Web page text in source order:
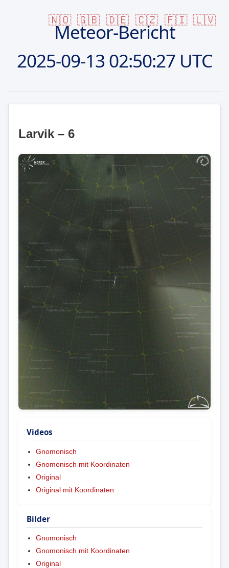
🇳🇴 🇬🇧 🇩🇪 🇨🇿 🇫🇮 🇱🇻
Meteor-Bericht
2025-09-1302:50:27 UTC
Larvik – 6
Videos
Gnomonisch
Gnomonisch mit Koordinaten
Original
Original mit Koordinaten
Bilder
Gnomonisch
Gnomonisch mit Koordinaten
Original